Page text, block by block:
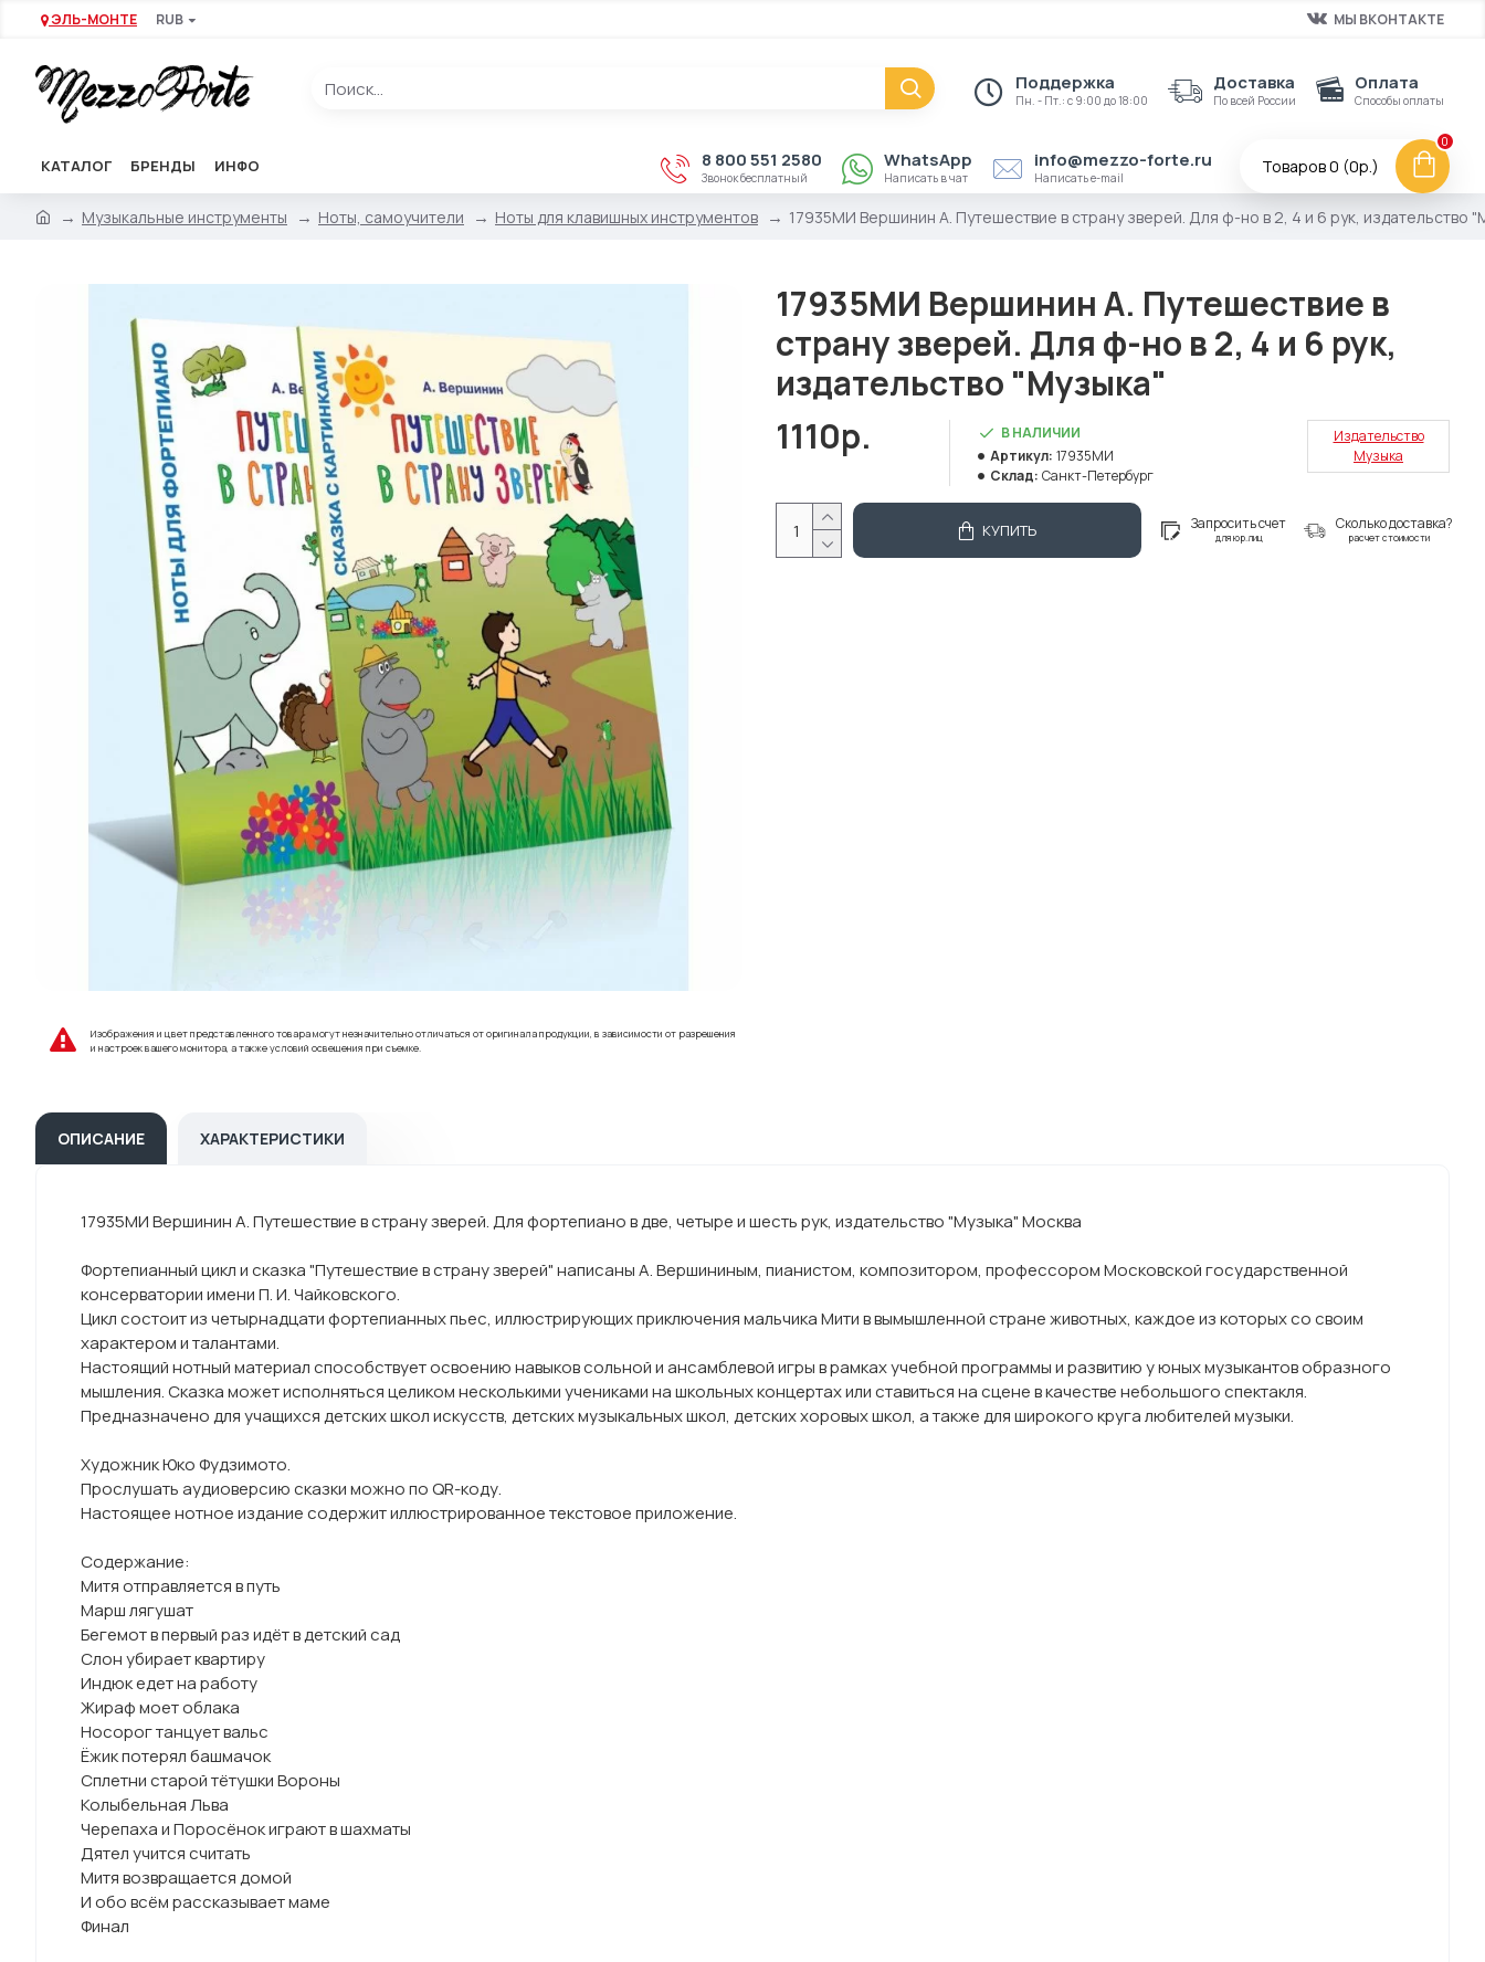
ЭЛЬ-МОНТЕ RUB МЫ ВКОНТАКТЕ
Поддержка
Пн. - Пт.: с 9:00 до 18:00
Доставка
По всей России
Оплата
Способы оплаты
КАТАЛОГ БРЕНДЫ ИНФО 8 800 551 2580
Звонок бесплатный
WhatsApp
Написать в чат
info@mezzo-forte.ru
Написать e-mail
Товаров 0 (0р.)
0
Музыкальные инструменты Ноты, самоучители Ноты для клавишных инструментов 17935МИ Вершинин А. Путешествие в страну зверей. Для ф-но в 2, 4 и 6 рук, издательство
Изображения и цвет представленного товара могут незначительно отличаться от оригинала продукции, в зависимости от разрешения
и настроек вашего монитора, а также условий освещения при съемке.
17935МИ Вершинин А. Путешествие в
страну зверей. Для ф-но в 2, 4 и 6 рук,
издательство "Музыка"
1110р.
В НАЛИЧИИ
Артикул: 17935МИ
Склад: Санкт-Петербург
Издательство
Музыка
КУПИТЬ Запросить счет
для юр.лиц
Сколько доставка?
расчет стоимости
ОПИСАНИЕ ХАРАКТЕРИСТИКИ
17935МИ Вершинин А. Путешествие в страну зверей. Для фортепиано в две, четыре и шесть рук, издательство "Музыка" Москва
Фортепианный цикл и сказка "Путешествие в страну зверей" написаны А. Вершининым, пианистом, композитором, профессором Московской государственной
консерватории имени П. И. Чайковского.
Цикл состоит из четырнадцати фортепианных пьес, иллюстрирующих приключения мальчика Мити в вымышленной стране животных, каждое из которых со своим
характером и талантами.
Настоящий нотный материал способствует освоению навыков сольной и ансамблевой игры в рамках учебной программы и развитию у юных музыкантов образного
мышления. Сказка может исполняться целиком несколькими учениками на школьных концертах или ставиться на сцене в качестве небольшого спектакля.
Предназначено для учащихся детских школ искусств, детских музыкальных школ, детских хоровых школ, а также для широкого круга любителей музыки.
Художник Юко Фудзимото.
Прослушать аудиоверсию сказки можно по QR-коду.
Настоящее нотное издание содержит иллюстрированное текстовое приложение.
Содержание:
Митя отправляется в путь
Марш лягушат
Бегемот в первый раз идёт в детский сад
Слон убирает квартиру
Индюк едет на работу
Жираф моет облака
Носорог танцует вальс
Ёжик потерял башмачок
Сплетни старой тётушки Вороны
Колыбельная Льва
Черепаха и Поросёнок играют в шахматы
Дятел учится считать
Митя возвращается домой
И обо всём рассказывает маме
Финал